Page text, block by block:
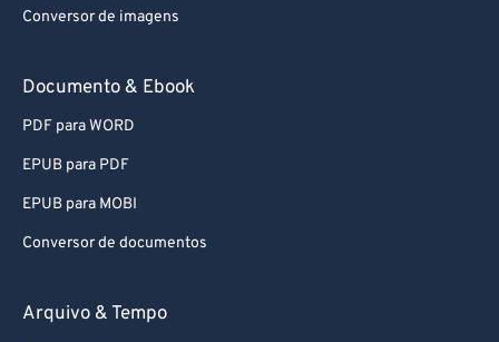
Conversor de imagens
Documento & Ebook
PDF para WORD
EPUB para PDF
EPUB para MOBI
Conversor de documentos
Arquivo & Tempo